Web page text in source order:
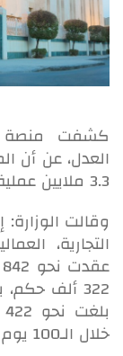
كشفت منصة
العدل، عن أن
3.3 ملايين عملية، خلال الـ100 يوم الماضية.
وقالت
التجارية،
322 ألف
خلال الـ100 يوم الماضية.